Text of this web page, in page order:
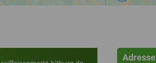
Adresse